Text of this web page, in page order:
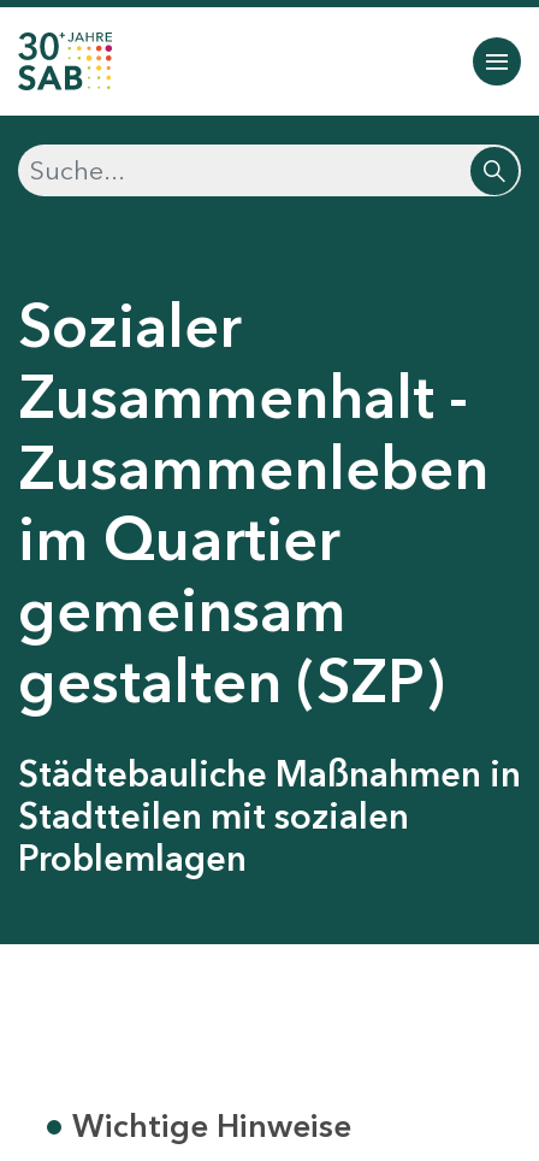
Sozialer
Zusammenhalt -
Zusammenleben
im Quartier
gemeinsam
gestalten (SZP)
Städtebauliche Maßnahmen in
Stadtteilen mit sozialen
Problemlagen
Wichtige Hinweise